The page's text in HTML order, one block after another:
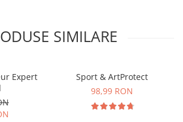
SIMILARE
Expert
Sport & ArtProtect
98,99 RON